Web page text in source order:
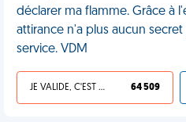
déclarer ma flamme. Grâce à
attirance n'a plus aucun
service. VDM
JE VALIDE, C'EST UNE VDM 64 509